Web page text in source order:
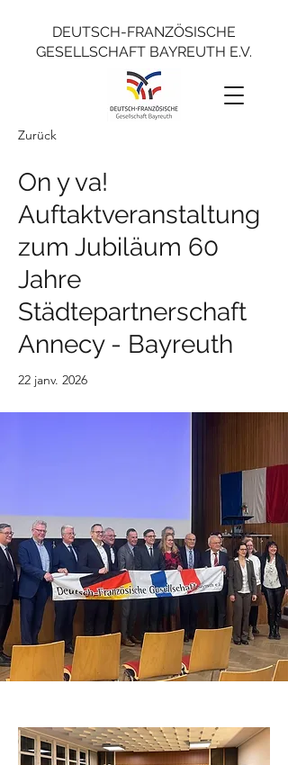
DEUTSCH-FRANZÖSISCHE
GESELLSCHAFT BAYREUTH E.V.
Zurück
On y va!
Auftaktveranstaltung
zum Jubiläum 60
Jahre
Städtepartnerschaft
Annecy - Bayreuth
22 janv. 2026